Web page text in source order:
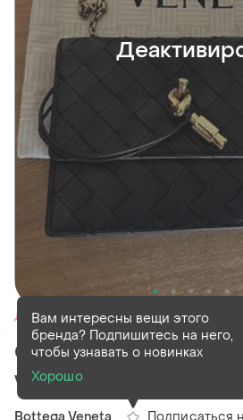
Деактивирован1 шт
Сумка новая
vneta
Вам интересны вещи этого
бренда? Подпишитесь на него,
чтобы узнавать о новинках
Хорошо